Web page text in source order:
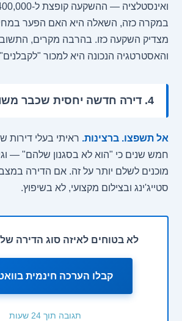
במקרה כזה, השאלה היא האם הפער
מצדיק השקעה כזו. בהרבה מקרים,
והאסטרטגיה הנכונה היא למכור
4. דירה חדשה יחסית שכבר משופצת
אל תשפצו. ברצינות. ראיתי בעלי דירות
חמש שנים כי "הוא לא בסגנון שלהם" —
מוכנים לשלם יותר על זה. אם הדירה
סטייג'ינג ובצילום מקצועי, לא בשיפוץ.
לא בטוחים לאיזה סוג הדירה
קבלו הערכה חינמית
תגובה תוך 24 שעות